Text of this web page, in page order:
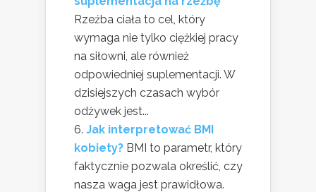
Rzeźba ciała to cel, który
wymaga nie tylko ciężkiej pracy
na siłowni, ale również
odpowiedniej suplementacji. W
dzisiejszych czasach wybór
odżywek jest...
Jak interpretować BMI
kobiety? BMI to parametr, który
faktycznie pozwala określić, czy
nasza waga jest prawidłowa.